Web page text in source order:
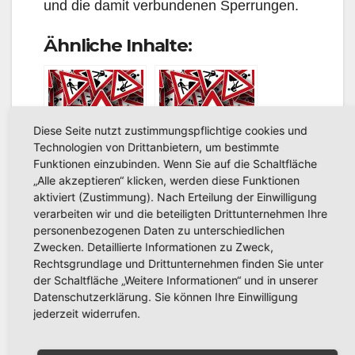
und die damit verbundenen Sperrungen.
Ähnliche Inhalte:
Stadtwerke
Arnsberg:
Baustelle und
Sperrung
Schwester-
Aicharda-
Straße
Stadtwerke
Arnsberg
GmbH
informiert:
Tiefbauarbeite
n auf
Bergheim
Die Stadtwerke
Diese Seite nutzt zustimmungspflichtige cookies und
Technologien von Drittanbietern, um bestimmte
Funktionen einzubinden. Wenn Sie auf die Schaltfläche
„Alle akzeptieren“ klicken, werden diese Funktionen
aktiviert (Zustimmung). Nach Erteilung der Einwilligung
verarbeiten wir und die beteiligten Drittunternehmen Ihre
personenbezogenen Daten zu unterschiedlichen
Zwecken. Detaillierte Informationen zu Zweck,
Rechtsgrundlage und Drittunternehmen finden Sie unter
der Schaltfläche „Weitere Informationen“ und in unserer
Datenschutzerklärung. Sie können Ihre Einwilligung
jederzeit widerrufen.